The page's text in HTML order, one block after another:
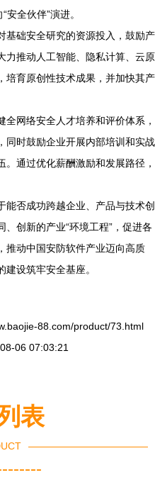
安全伙伴”演进。
基础安全研究的资源投入，鼓励产
力推动人工智能、隐私计算、云原
培育原创性技术成果，并加快其产
全网络安全人才培养和评价体系，
同时鼓励企业开展内部培训和实战
通过优化薪酬激励和发展路径，
能否成功跨越企业、产品与技术创
创新的产业“环境工程”，促进各
推动中国安防软件产业迈向高质
设筑牢安全基座。
88.com/product/73.html
06 07:03:21
表